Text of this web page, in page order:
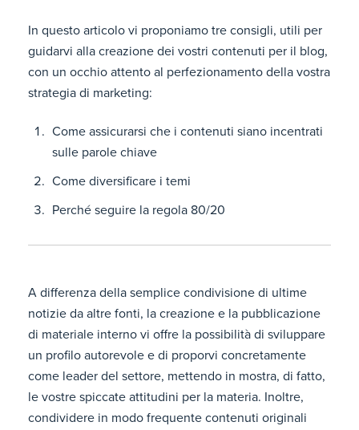
In questo articolo vi proponiamo tre consigli, utili per
guidarvi alla creazione dei vostri contenuti per il blog,
con un occhio attento al perfezionamento della vostra
strategia di marketing:
Come assicurarsi che i contenuti siano incentrati
sulle parole chiave
Come diversificare i temi
Perché seguire la regola 80/20
A differenza della semplice condivisione di ultime
notizie da altre fonti, la creazione e la pubblicazione
di materiale interno vi offre la possibilità di sviluppare
un profilo autorevole e di proporvi concretamente
come leader del settore, mettendo in mostra, di fatto,
le vostre spiccate attitudini per la materia. Inoltre,
condividere in modo frequente contenuti originali